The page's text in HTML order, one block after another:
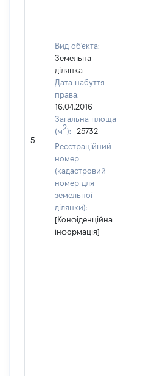
5
Вид об'єкта:
Земельна
ділянка
Дата набуття
права:
16.04.2016
Загальна площа
(м2):
25732
Реєстраційний
номер
(кадастровий
номер для
земельної
ділянки):
[Конфіденційна
інформація]